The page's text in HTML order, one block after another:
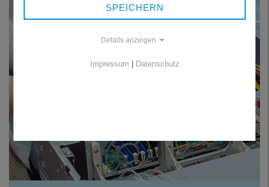
SPEICHERN
Details anzeigen
Impressum | Datenschutz